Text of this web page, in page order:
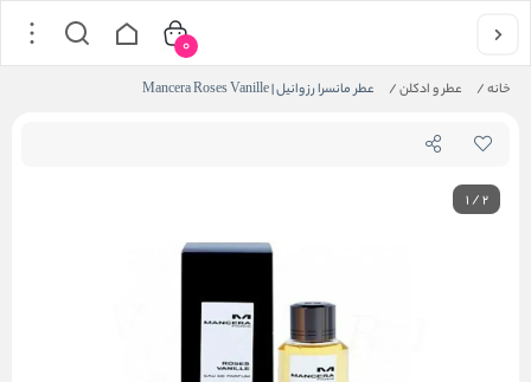
خانه/ عطر و ادکلن/ عطر مانسرا رز وانیل | Mancera Roses Vanille
0
1/2